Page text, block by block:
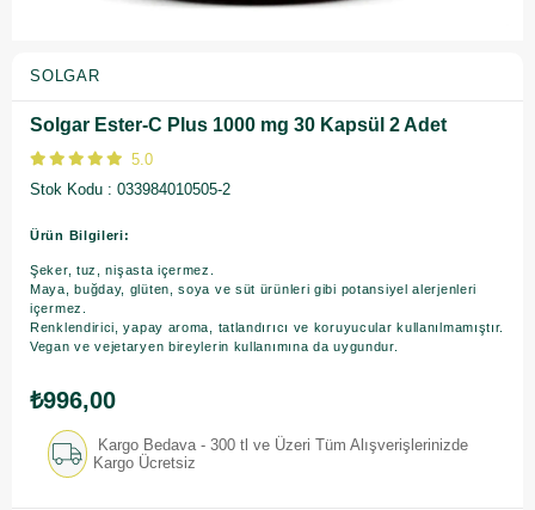
SOLGAR
Solgar Ester-C Plus 1000 mg 30 Kapsül 2 Adet
5.0
Stok Kodu
033984010505-2
Ürün Bilgileri:
Şeker, tuz, nişasta içermez.
Maya, buğday, glüten, soya ve süt ürünleri gibi potansiyel alerjenleri
içermez.
Renklendirici, yapay aroma, tatlandırıcı ve koruyucular kullanılmamıştır.
Vegan ve vejetaryen bireylerin kullanımına da uygundur.
₺996,00
Kargo Bedava - 300 tl ve Üzeri Tüm Alışverişlerinizde
Kargo Ücretsiz